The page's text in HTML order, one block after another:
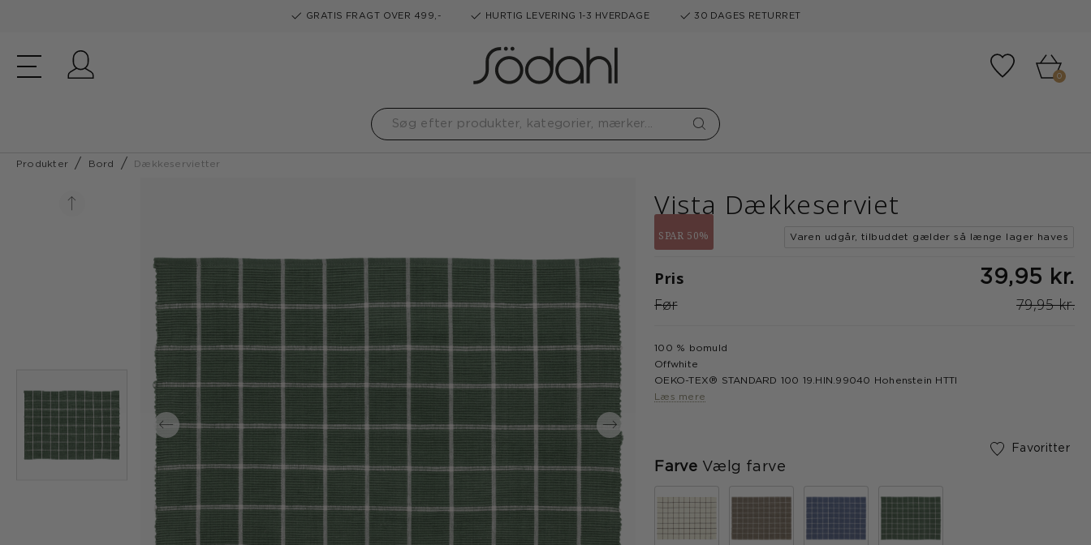
GRATIS FRAGT OVER 499,- HURTIG LEVERING 1-3 HVERDAGE 30 DAGES RETURRET
Tilføj til
0
Produkter Bord Dækkeservietter
Vista Dækkeserviet
SPAR 50% Varen udgår, tilbuddet gælder så længe lager haves
Pris 39,95 kr.
Før 79,95 kr.
100 % bomuld
Offwhite
OEKO-TEX® STANDARD 100 19.HIN.99040 Hohenstein HTTI
Læs mere
Favoritter
Farve Vælg farve